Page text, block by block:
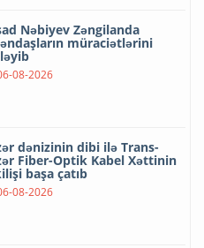
Nəbiyev Zəngilanda
müraciətlərini
08-2026
dənizinin dibi ilə Trans-
Fiber-Optik Kabel Xəttinin
başa çatıb
08-2026